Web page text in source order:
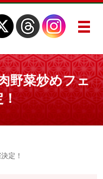
メ
野菜炒めフェ
！
定！